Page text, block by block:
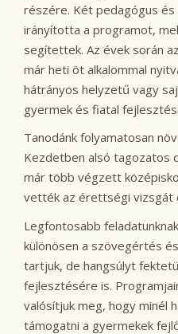
részére. Két pedagógus és
irányította a programot,
segítettek. Az évek során
már heti öt alkalommal
hátrányos helyzetű vagy
gyermek és fiatal
Tanodánk folyamatosan
Kezdetben alsó tagozatos
már több végzett
vették az érettségi vizsgát
Legfontosabb
különösen a szövegértés
tartjuk, de hangsúlyt
fejlesztésére is.
valósítjuk meg, hogy minél
támogatni a gyermekek